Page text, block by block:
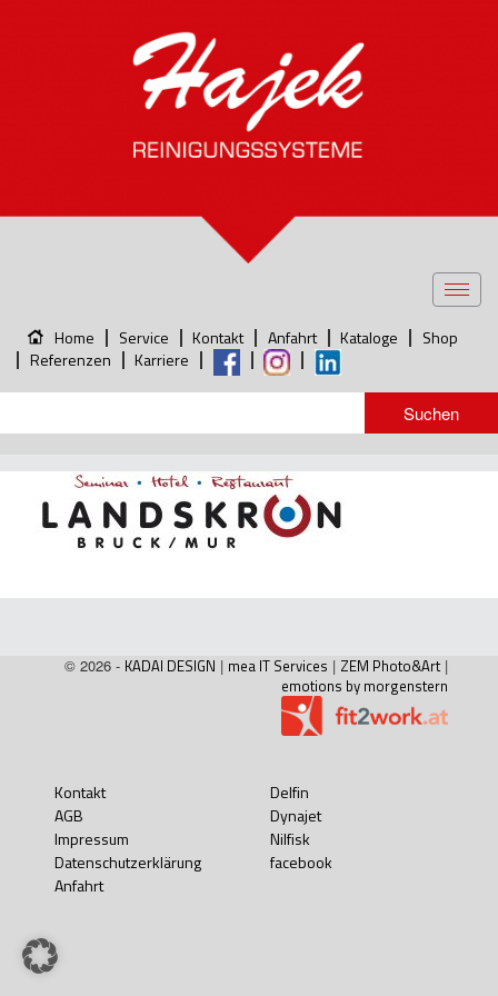
Home Service Kontakt Anfahrt Kataloge
Shop
Referenzen
Karriere
© 2026 - KADAI DESIGN | mea IT Services | ZEM Photo&Art |
emotions by morgenstern
Kontakt
AGB
Impressum
Datenschutzerklärung
Anfahrt
Delfin
Dynajet
Nilfisk
facebook